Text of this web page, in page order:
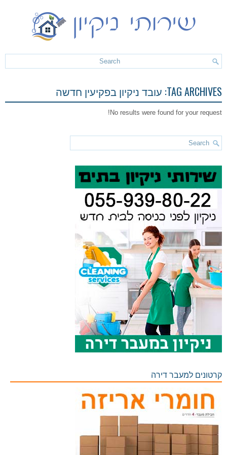
TAG ARCHIVES: עובד ניקיון בפקיעין חדשה
No results were found for your request!
קרטונים למעבר דירה